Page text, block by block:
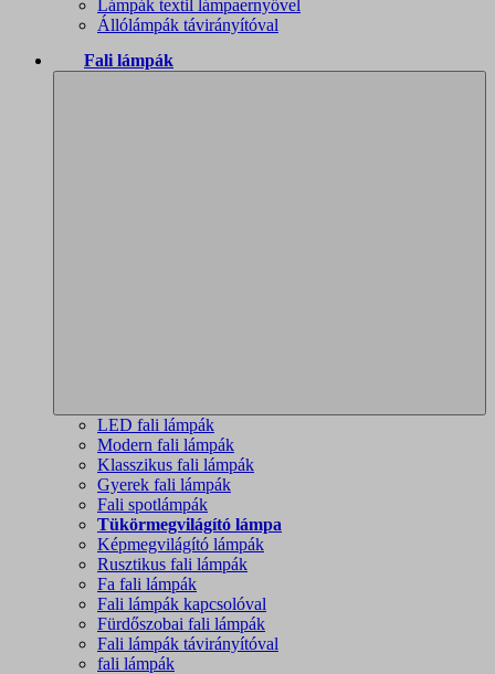
Lámpák textil lámpaernyővel
Állólámpák távirányítóval
Fali lámpák
LED fali lámpák
Modern fali lámpák
Klasszikus fali lámpák
Gyerek fali lámpák
Fali spotlámpák
Tükörmegvilágító lámpa
Képmegvilágító lámpák
Rusztikus fali lámpák
Fa fali lámpák
Fali lámpák kapcsolóval
Fürdőszobai fali lámpák
Fali lámpák távirányítóval
fali lámpák